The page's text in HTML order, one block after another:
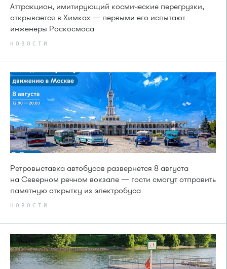
Аттракцион, имитирующий космические перегрузки,
открывается в Химках — первыми его испытают
инженеры Роскосмоса
НОВОСТИ
Ретровыставка автобусов развернется 8 августа
на Северном речном вокзале — гости смогут отправить
памятную открытку из электробуса
НОВОСТИ